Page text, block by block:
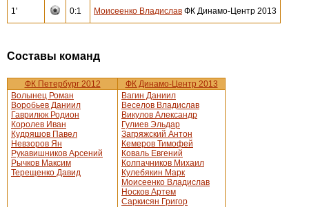
1' 0:1 Моисеенко Владислав ФК Динамо-Центр 2013
Составы команд
ФК Петербург 2012
ФК Динамо-Центр 2013
Волынец Роман
Воробьев Даниил
Гаврилюк Родион
Королев Иван
Кудряшов Павел
Невзоров Ян
Рукавишников Арсений
Рычков Максим
Терещенко Давид
Вагин Даниил
Веселов Владислав
Викулов Александр
Гулиев Эльдар
Загряжский Антон
Кемеров Тимофей
Коваль Евгений
Колпачников Михаил
Кулебякин Марк
Моисеенко Владислав
Носков Артем
Саркисян Григор